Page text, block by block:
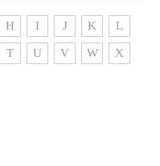
H I J K L
T U V W X